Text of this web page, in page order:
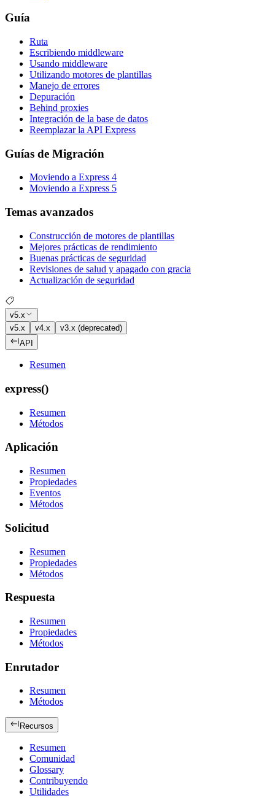
Guía
Ruta
Escribiendo middleware
Usando middleware
Utilizando motores de plantillas
Manejo de errores
Depuración
Behind proxies
Integración de la base de datos
Reemplazar la API Express
Guías de Migración
Moviendo a Express 4
Moviendo a Express 5
Temas avanzados
Construcción de motores de plantillas
Mejores prácticas de rendimiento
Buenas prácticas de seguridad
Revisiones de salud y apagado con gracia
Actualización de seguridad
v5.x
v5.x
v4.x
v3.x (deprecated)
API
Resumen
express()
Resumen
Métodos
Aplicación
Resumen
Propiedades
Eventos
Métodos
Solicitud
Resumen
Propiedades
Métodos
Respuesta
Resumen
Propiedades
Métodos
Enrutador
Resumen
Métodos
Recursos
Resumen
Comunidad
Glossary
Contribuyendo
Utilidades